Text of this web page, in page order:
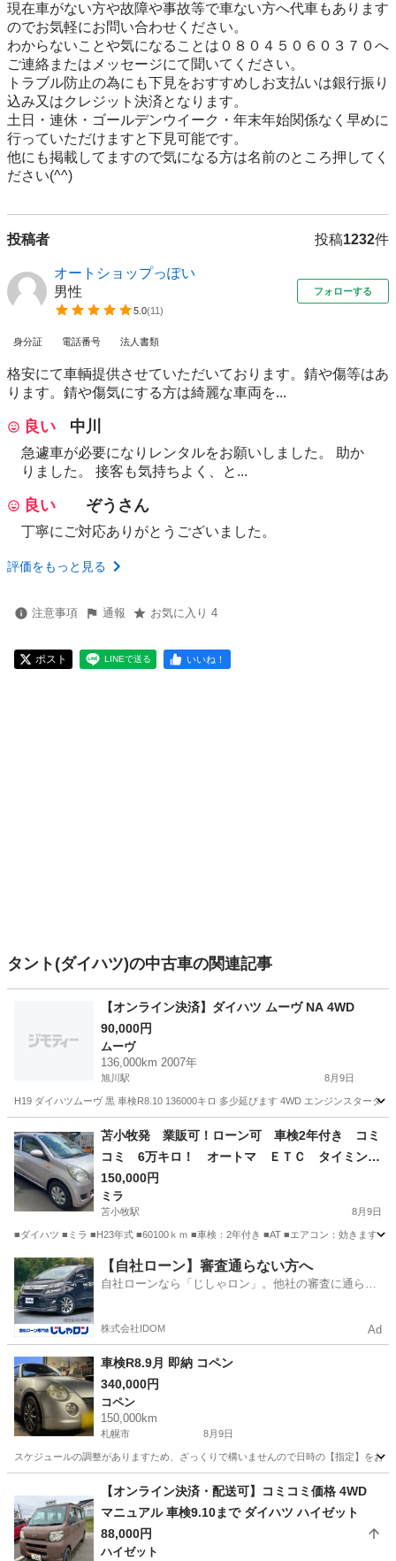
現在車がない方や故障や事故等で車ない方へ代車もあります
のでお気軽にお問い合わせください。
わからないことや気になることは０８０４５０６０３７０へ
ご連絡またはメッセージにて聞いてください。
トラブル防止の為にも下見をおすすめしお支払いは銀行振り
込み又はクレジット決済となります。
土日・連休・ゴールデンウイーク・年末年始関係なく早めに
行っていただけますと下見可能です。
他にも掲載してますので気になる方は名前のところ押してく
ださい(^^)
投稿者 投稿1232件
オートショップっぽい
男性
5.0(11)
フォローする
身分証 電話番号 法人書類
格安にて車輌提供させていただいております。錆や傷等はあ
ります。錆や傷気にする方は綺麗な車両を...
良い 中川
急遽車が必要になりレンタルをお願いしました。 助か
りました。 接客も気持ちよく、と...
良い ぞうさん
丁寧にご対応ありがとうございました。
評価をもっと見る
注意事項 通報 お気に入り 4
ポスト LINEで送る いいね！
タント(ダイハツ)の中古車の関連記事
【オンライン決済】ダイハツ ムーヴ NA 4WD
90,000円
ムーヴ
136,000km 2007年
旭川駅 8月9日
H19 ダイハツムーヴ 黒 車検R8.10 136000キロ 多少延びます 4WD エンジンスタータ
旭川駅 ムーヴ エンジン
苫小牧発 業販可！ローン可 車検2年付き コミ
コミ 6万キロ！ オートマ ＥＴＣ タイミング
チェーン エンスタ！
150,000円
ミラ
苫小牧駅 8月9日
■ダイハツ ■ミラ ■H23年式 ■60100ｋｍ ■車検：2年付き ■AT ■エアコン：効きます
北海道 苫小牧市 苫小牧駅 ミラ エンジン
【自社ローン】審査通らない方へ
自社ローンなら「じしゃロン」。他社の審査に通らな
株式会社IDOM Ad
車検R8.9月 即納 コペン
340,000円
コペン
150,000km
札幌市 8月9日
スケジュールの調整がありますため、ざっくりで構いませんので日時の【指定】をお
コペン
【オンライン決済・配送可】コミコミ価格 4WD
マニュアル 車検9.10まで ダイハツ ハイゼット
88,000円
ハイゼット